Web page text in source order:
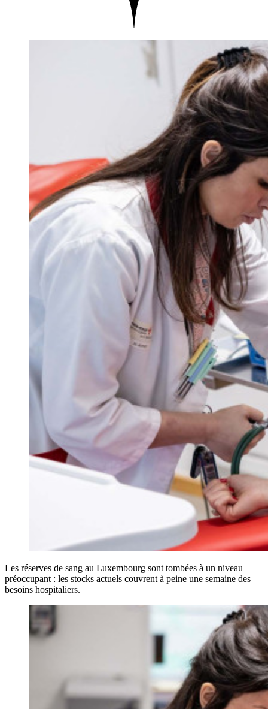
Les réserves de sang au Luxembourg sont tombées à un niveau
préoccupant : les stocks actuels couvrent à peine une semaine des
besoins hospitaliers.